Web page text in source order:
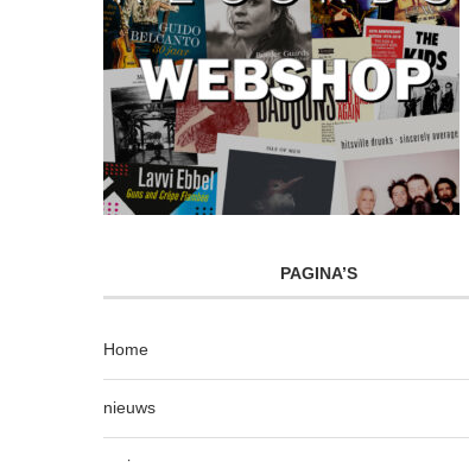
PAGINA’S
Home
nieuws